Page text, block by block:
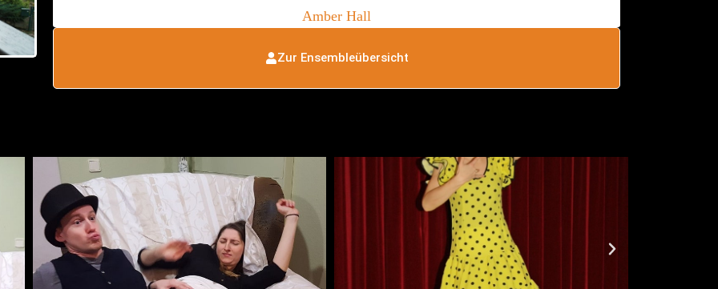
Amber Hall
Zur Ensembleübersicht